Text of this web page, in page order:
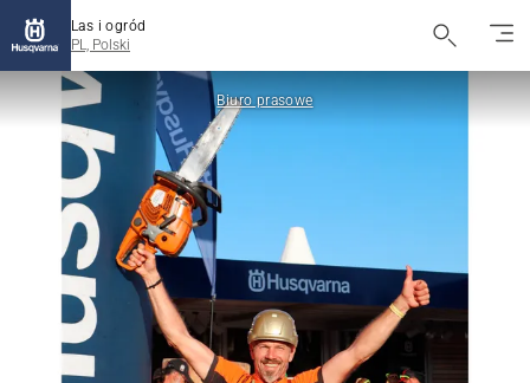
Las i ogród
PL, Polski
Biuro prasowe